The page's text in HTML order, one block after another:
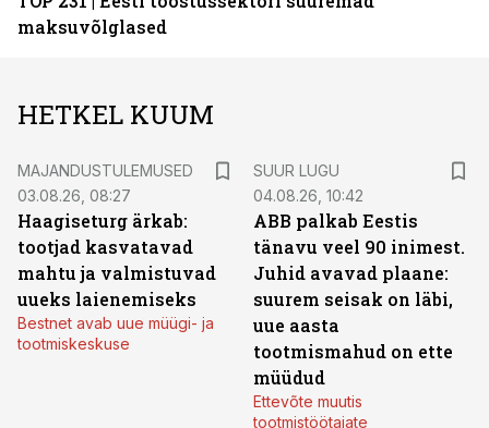
maksuvõlglased
HETKEL KUUM
MAJANDUSTULEMUSED
03.08.26, 08:27
Haagiseturg ärkab:
tootjad kasvatavad
mahtu ja valmistuvad
uueks laienemiseks
Bestnet avab uue müügi- ja
tootmiskeskuse
SUUR LUGU
04.08.26, 10:42
ABB palkab Eestis
tänavu veel 90 inimest.
Juhid avavad plaane:
suurem seisak on läbi,
uue aasta
tootmismahud on ette
müüdud
Ettevõte muutis
tootmistöötajate